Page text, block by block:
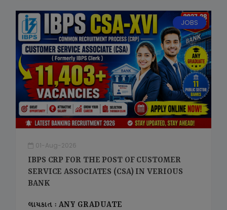
JOBS
01-Aug-2026
IBPS CRP FOR THE POST OF CUSTOMER
SERVICE ASSOCIATES (CSA) IN VERIOUS
BANK
લાયકાત : ANY GRADUATE